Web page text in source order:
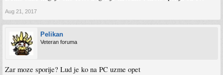
Aug 21, 2017
Pelikan
Veteran foruma
Zar moze sporije? Lud je ko na PC uzme opet